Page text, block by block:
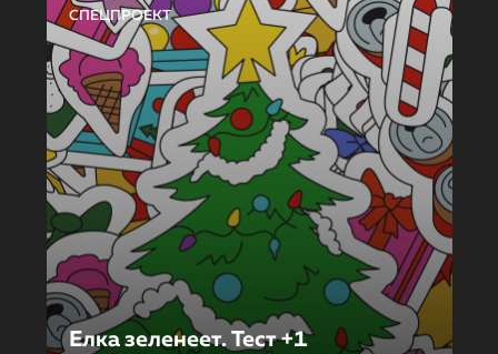
СПЕЦПРОЕКТ
Елка зеленеет. Тест +1